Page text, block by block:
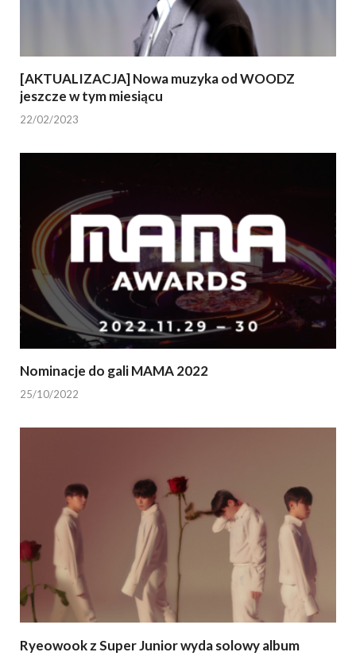
[AKTUALIZACJA] Nowa muzyka od WOODZ
jeszcze w tym miesiącu
22/02/2023
Nominacje do gali MAMA 2022
25/10/2022
Ryeowook z Super Junior wyda solowy album